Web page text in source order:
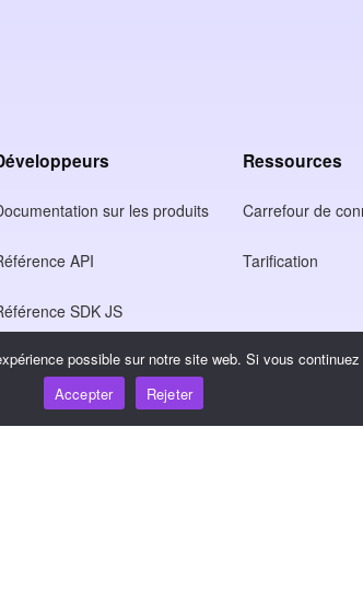
sur les produits
API
SDK JS
Ressources
Carrefour de
Tarification
possible sur notre site web. Si vous
Accepter
Rejeter